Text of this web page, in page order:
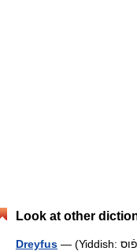
Look at other
Dreyfus — (Yiddish: דרײפֿוס) Family name Region of origin a